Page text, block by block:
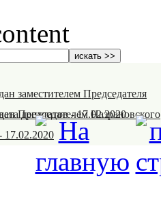
заместителем Председателя
депутатов-17.02.2020
Председателем Назрановского
17.02.2020